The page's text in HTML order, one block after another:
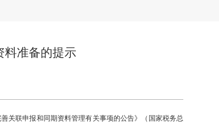
料准备的提示
联申报和同期资料管理有关事项的公告》（国家税务总